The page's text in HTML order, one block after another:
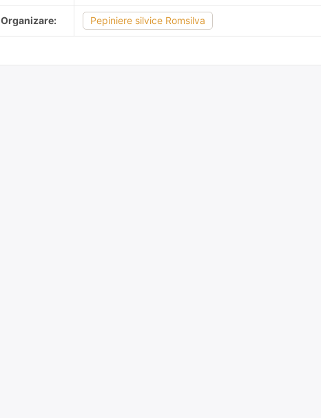
Organizare: Pepiniere silvice Romsilva